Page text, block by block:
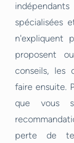
spécialisées
n'expliquent
proposent
conseils, les
faire ensuite.
que vous
perte de